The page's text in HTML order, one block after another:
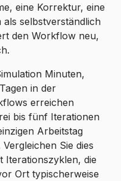
eine Korrektur, eine
als selbstverständlich
den Workflow neu,
Minuten,
in der
erreichen
bis fünf Iterationen
Arbeitstag
Sie dies
Iterationszyklen, die
Ort typischerweise